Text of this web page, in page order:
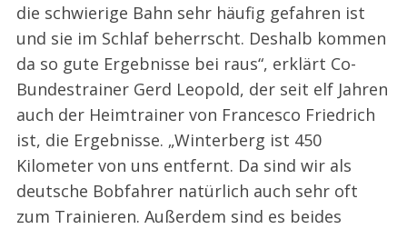
die schwierige Bahn sehr häufig gefahren ist
und sie im Schlaf beherrscht. Deshalb kommen
da so gute Ergebnisse bei raus“, erklärt Co-
Bundestrainer Gerd Leopold, der seit elf Jahren
auch der Heimtrainer von Francesco Friedrich
ist, die Ergebnisse. „Winterberg ist 450
Kilometer von uns entfernt. Da sind wir als
deutsche Bobfahrer natürlich auch sehr oft
zum Trainieren. Außerdem sind es beides